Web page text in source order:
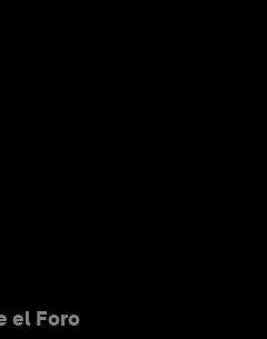
el Foro